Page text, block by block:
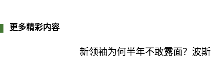
更多精彩内容
新领袖为何半年不敢露面？波斯